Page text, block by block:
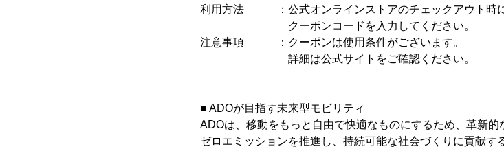
利用方法 ：公式オンラインストアのチェックアウト時
クーポンコードを入力してください。
注意事項 ：クーポンは使用条件がございます。
詳細は公式サイトをご確認ください。
■ ADOが目指す未来型モビリティ
ADOは、移動をもっと自由で快適なものにするため、革新的
ゼロエミッションを推進し、持続可能な社会づくりに貢献す